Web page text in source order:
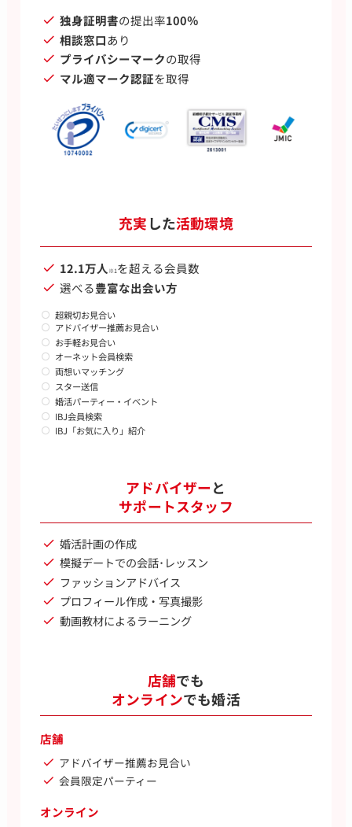
独身証明書の提出率100％
相談窓口あり
プライバシーマークの取得
マル適マーク認証を取得
充実した活動環境
12.1万人 ※1を超える会員数
選べる豊富な出会い方
超親切お見合い
アドバイザー推薦お見合い
お手軽お見合い
オーネット会員検索
両想いマッチング
スター送信
婚活パーティー・イベント
IBJ会員検索
IBJ「お気に入り」紹介
アドバイザーと
サポートスタッフ
婚活計画の作成
模擬デートでの会話･レッスン
ファッションアドバイス
プロフィール作成・写真撮影
動画教材によるラーニング
店舗でも
オンラインでも婚活
店舗
アドバイザー推薦お見合い
会員限定パーティー
オンライン